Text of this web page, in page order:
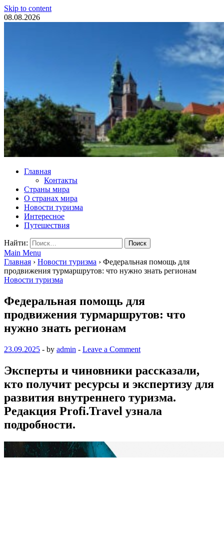
Skip to content
08.08.2026
Туристические новости
Главная
Контакты
Страны мира
О странах мира
Новости туризма
Интересное
Путешествия
Найти:
Main Menu
Главная › Новости туризма › Федеральная помощь для
продвижения турмаршрутов: что нужно знать регионам
Новости туризма
Федеральная помощь для
продвижения турмаршрутов: что
нужно знать регионам
23.09.2025 - by admin - Leave a Comment
Эксперты и чиновники рассказали,
кто получит ресурсы и экспертизу для
развития внутреннего туризма.
Редакция Profi.Travel узнала
подробности.